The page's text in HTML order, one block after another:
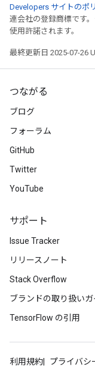
Developers サイトのポ
連会社の登録商標です
使用許諾されます。
最終更新日 2025-07-26
つながる
ブログ
フォーラム
GitHub
Twitter
YouTube
サポート
Issue Tracker
リリースノート
Stack Overflow
ブランドの取り扱い
TensorFlow の引用
利用規約 プライバシ